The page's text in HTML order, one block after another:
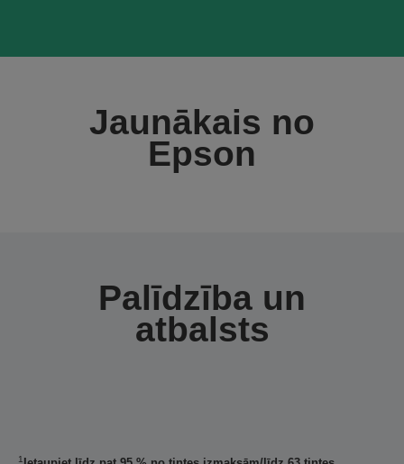
Jaunākais no
Epson
Palīdzība un
atbalsts
1